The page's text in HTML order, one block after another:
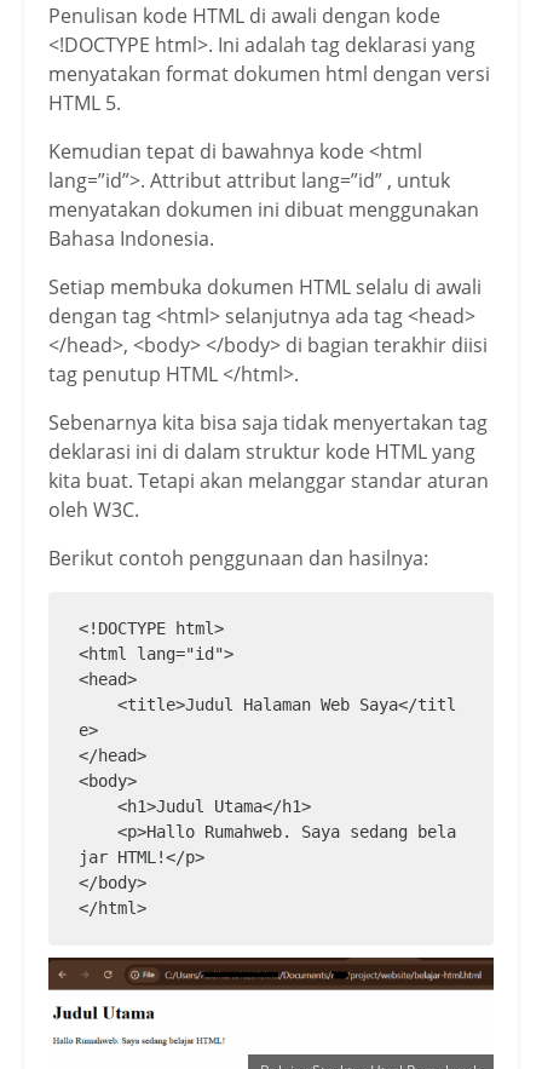
Penulisan kode HTML di awali dengan kode
<!DOCTYPE html>. Ini adalah tag deklarasi yang
menyatakan format dokumen html dengan versi
HTML 5.
Kemudian tepat di bawahnya kode <html
lang=”id”>. Attribut attribut lang=”id” , untuk
menyatakan dokumen ini dibuat menggunakan
Bahasa Indonesia.
Setiap membuka dokumen HTML selalu di awali
dengan tag <html> selanjutnya ada tag <head>
</head>, <body> </body> di bagian terakhir diisi
tag penutup HTML </html>.
Sebenarnya kita bisa saja tidak menyertakan tag
deklarasi ini di dalam struktur kode HTML yang
kita buat. Tetapi akan melanggar standar aturan
oleh W3C.
Berikut contoh penggunaan dan hasilnya:
<!DOCTYPE html>
<html lang="id">
<head>
e>
</head>
<body>
jar HTML!</p>
</body>
</html>